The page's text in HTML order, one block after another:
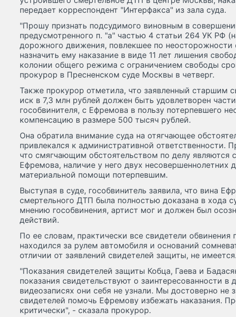
передает корреспондент "Интерфакса" из зала суда.
"Прошу признать подсудимого виновным в
предусмотренного п. "а" частью 4 статьи 264 УК РФ
дорожного движения, повлекшее по неосторожности
назначить ему наказание в виде 11 лет лишения
колонии общего режима с ограничением свободы
прокурор в Пресненском суде Москвы в четверг.
Также прокурор отметила, что заявленный старшим
иск в 7,3 млн рублей должен быть удовлетворен
гособвинителя, с Ефремова в пользу потерпевшего
компенсацию в размере 500 тысяч рублей.
Она обратила внимание суда на отягчающее
привлекался к административной ответственности.
что смягчающим обстоятельством по делу являются
Ефремова, наличие у него двух несовершеннолетних
материальной помощи потерпевшим.
Выступая в суде, гособвинитель заявила, что вина
смертельного ДТП была полностью доказана в хода
мнению гособвинения, артист мог и должен был
действий.
По ее словам, практически все свидетели
находился за рулем автомобиля и оснований
отличии от заявлений свидетелей защиты, не имеется.
"Показания свидетелей защиты Кобца, Гаева и
показания свидетельствуют о заинтересованности в
видеозаписях они себя не узнали. Мы достоверно не
свидетелей помочь Ефремову избежать наказания.
критически", - сказала прокурор.